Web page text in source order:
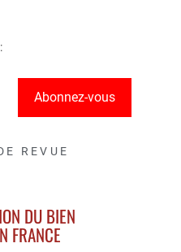
Abonnez-vous
REVUE
DU BIEN
FRANCE